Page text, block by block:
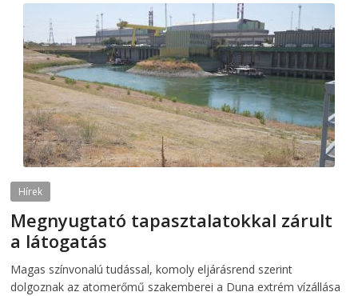
Hírek
Megnyugtató tapasztalatokkal zárult
a látogatás
Magas színvonalú tudással, komoly eljárásrend szerint
dolgoznak az atomerőmű szakemberei a Duna extrém vízállása